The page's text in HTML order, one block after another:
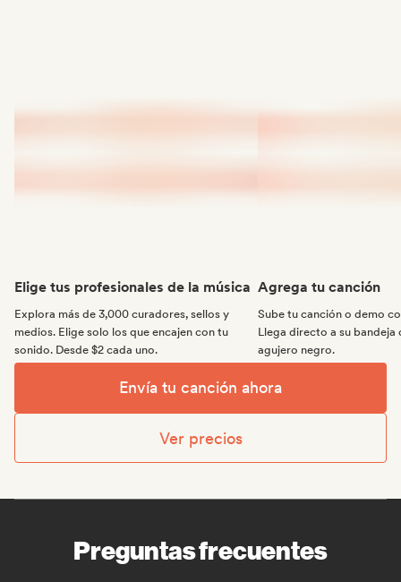
Elige tus profesionales de la música
Explora más de 3,000 curadores, sellos y
medios. Elige solo los que encajen con tu
sonido. Desde $2 cada uno.
Agrega tu canción
Sube tu canción o demo
Llega directo a su bandeja
agujero negro.
Envía tu canción ahora
Ver precios
Preguntas frecuentes